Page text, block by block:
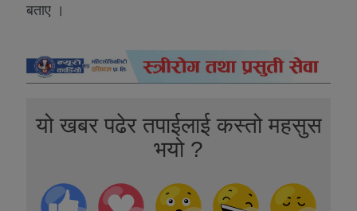
बताए ।
यो खबर पढेर तपाईलाई कस्तो महसुस
भयो ?